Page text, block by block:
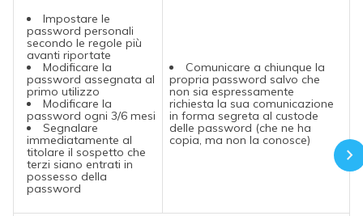
Impostare le
password personali
secondo le regole più
avanti riportate
Modificare la
password assegnata al
primo utilizzo
Modificare la
password ogni 3/6 mesi
Segnalare
immediatamente al
titolare il sospetto che
terzi siano entrati in
possesso della
password
Comunicare a chiunque la
propria password salvo che
non sia espressamente
richiesta la sua comunicazione
in forma segreta al custode
delle password (che ne ha
copia, ma non la conosce)